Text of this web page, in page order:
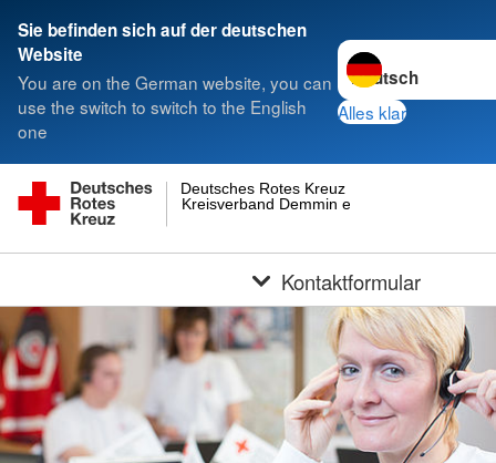
Sie befinden sich auf der deutschen
Website
You are on the German website, you can
use the switch to switch to the English
one
Sprache wechseln
Alles klar
Kreisverband Demmin e.V.
Deutsches Rotes Kreuz
Kontaktformular